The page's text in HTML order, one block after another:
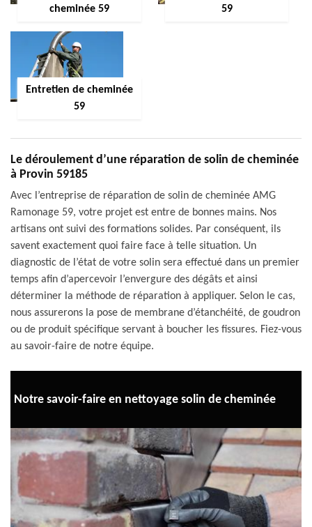
cheminée 59
59
Entretien de cheminée
59
Le déroulement d’une réparation de solin de cheminée
à Provin 59185
Avec l’entreprise de réparation de solin de cheminée AMG
Ramonage 59, votre projet est entre de bonnes mains. Nos
artisans ont suivi des formations solides. Par conséquent, ils
savent exactement quoi faire face à telle situation. Un
diagnostic de l’état de votre solin sera effectué dans un premier
temps afin d’apercevoir l’envergure des dégâts et ainsi
déterminer la méthode de réparation à appliquer. Selon le cas,
nous assurerons la pose de membrane d’étanchéité, de goudron
ou de produit spécifique servant à boucher les fissures. Fiez-vous
au savoir-faire de notre équipe.
Notre savoir-faire en nettoyage solin de cheminée